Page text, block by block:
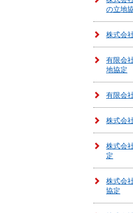
の立地
株式会
有限会
地協定
有限会
株式会
株式会
定
株式会
協定